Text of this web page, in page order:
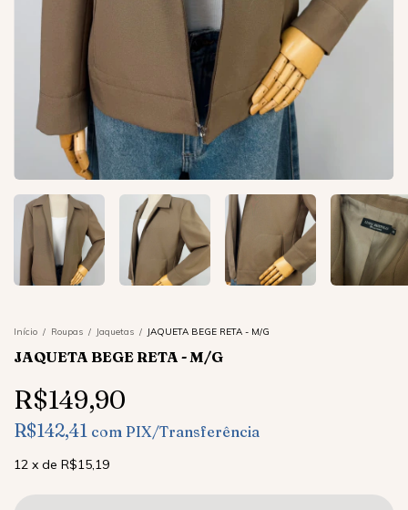
Início / Roupas / Jaquetas / JAQUETA BEGE RETA - M/G
JAQUETA BEGE RETA - M/G
R$149,90
R$142,41 com PIX/Transferência
12 x de R$15,19